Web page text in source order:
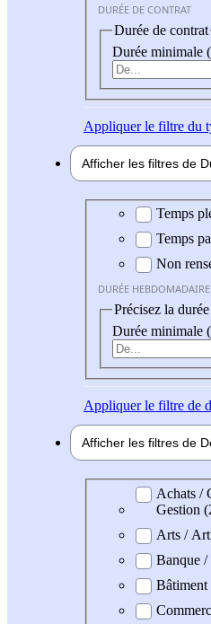
DURÉE DE CONTRAT
Durée de contrat
Durée minimale
Appliquerle filtre du
Afficher les filtres de
Durée
Temps
Temps
Non
DURÉE HEBDOMADAIRE
Précisez la
Durée minimale
Appliquerle filtre de
Afficher les filtres de
Domaine Achats /
Gestion
Arts /
Banque /
Bâtiment